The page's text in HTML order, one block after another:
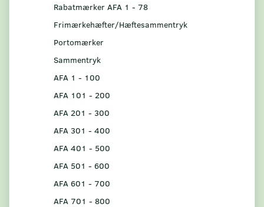
Rabatmærker AFA 1 - 78
Frimærkehæfter/Hæftesammentryk
Portomærker
Sammentryk
AFA 1 - 100
AFA 101 - 200
AFA 201 - 300
AFA 301 - 400
AFA 401 - 500
AFA 501 - 600
AFA 601 - 700
AFA 701 - 800